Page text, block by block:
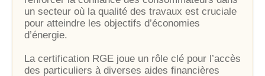
un secteur où la qualité des travaux est cruciale
pour atteindre les objectifs d’économies
d’énergie.
La certification RGE joue un rôle clé pour l’accès
des particuliers à diverses aides financières